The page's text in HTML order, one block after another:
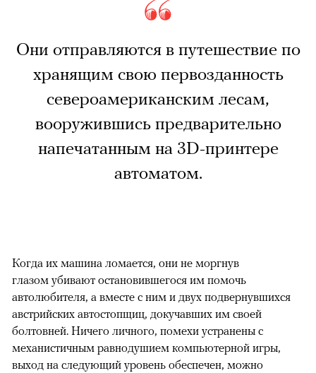
Они отправляются в путешествие по
хранящим свою первозданность
североамериканским лесам,
вооружившись предварительно
напечатанным на 3D-принтере
автоматом.
Когда их машина ломается, они не моргнув
глазом убивают остановившегося им помочь
автолюбителя, а вместе с ним и двух подвернувшихся
австрийских автостопщиц, докучавших им своей
болтовней. Ничего личного, помехи устранены с
механистичным равнодушием компьютерной игры,
выход на следующий уровень обеспечен, можно